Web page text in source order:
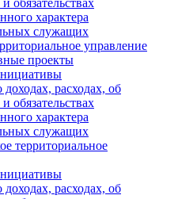
характера
служащих
управление
проекты
расходах, об
обязательствах
характера
служащих
территориальное
расходах, об